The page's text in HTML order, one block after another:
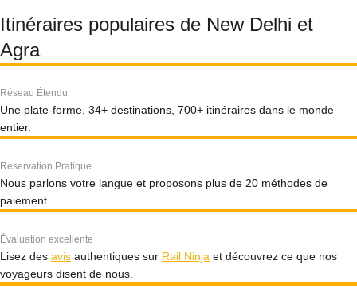
Itinéraires populaires de New Delhi et
Agra
Réseau Étendu
Une plate-forme, 34+ destinations, 700+ itinéraires dans le monde
entier.
Réservation Pratique
Nous parlons votre langue et proposons plus de 20 méthodes de
paiement.
Évaluation excellente
Lisez des avis authentiques sur Rail Ninja et découvrez ce que nos
voyageurs disent de nous.